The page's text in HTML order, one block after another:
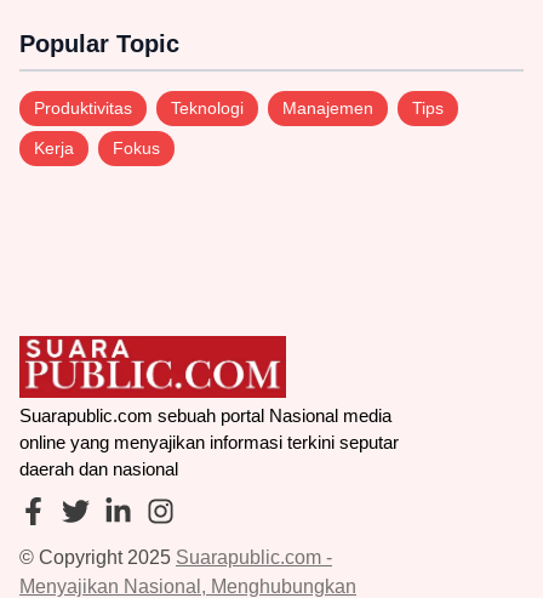
Popular Topic
Produktivitas Teknologi Manajemen Tips
Kerja Fokus
Suarapublic.com sebuah portal Nasional media
online yang menyajikan informasi terkini seputar
daerah dan nasional
© Copyright 2025 Suarapublic.com -
Menyajikan Nasional, Menghubungkan